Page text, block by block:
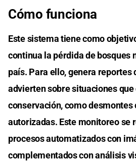
Cómo funciona
Este sistema tiene como
continua la pérdida de bosques
país. Para ello, genera reportes
advierten sobre situaciones
conservación, como
autorizadas. Este monitoreo se
procesos automatizados con
complementados con análisis